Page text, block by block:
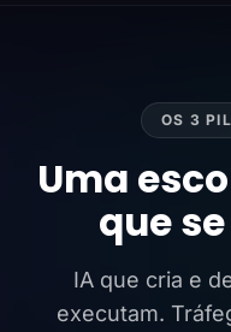
OS 3
Uma
que
IA que cria e
executam.